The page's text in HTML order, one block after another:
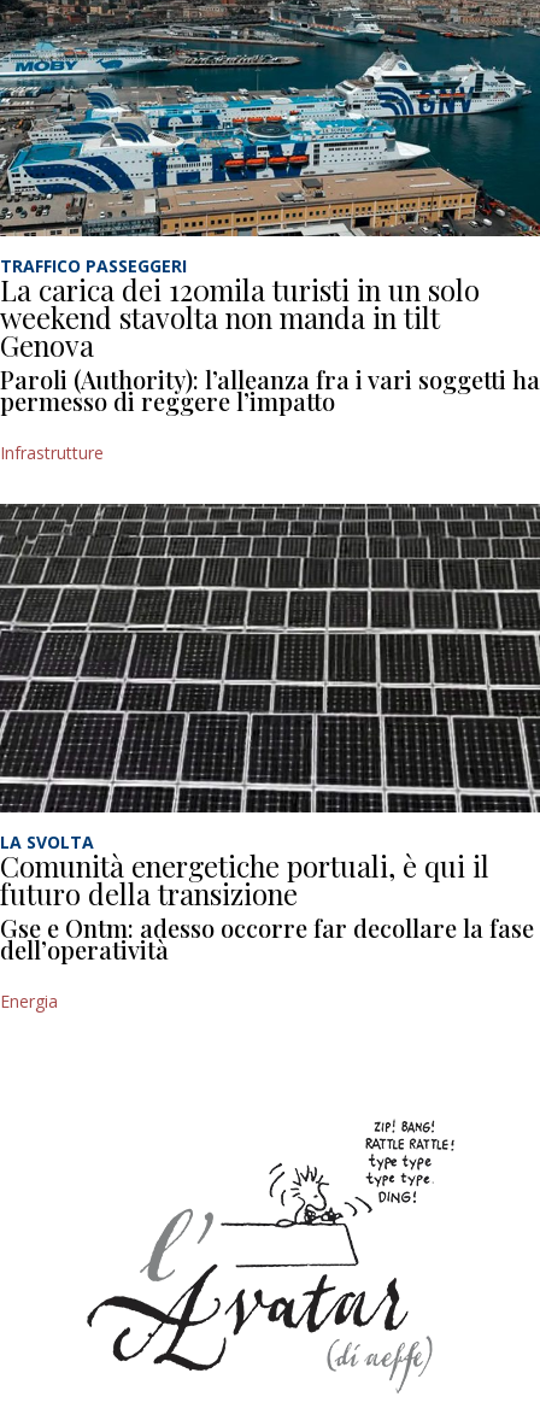
TRAFFICO PASSEGGERI
La carica dei 120mila turisti in un solo
weekend stavolta non manda in tilt
Genova
Paroli (Authority): l’alleanza fra i vari soggetti ha
permesso di reggere l’impatto
Infrastrutture
LA SVOLTA
Comunità energetiche portuali, è qui il
futuro della transizione
Gse e Ontm: adesso occorre far decollare la fase
dell’operatività
Energia